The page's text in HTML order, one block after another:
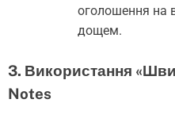
оголошення на
дощем.
3. Використання
Notes